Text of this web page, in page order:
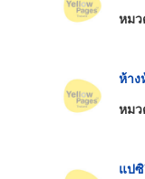
หม
ห้าง
หม
แป